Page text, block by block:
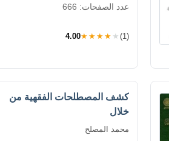
عدد الصفحات: 666
4.00★★★★★ (1)
كشف المصطلحات الفقهية من
خلال
محمد المصلح